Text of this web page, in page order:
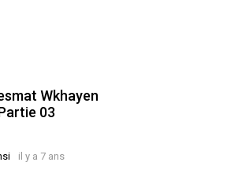
Wkhayen
03
il y a 7 ans